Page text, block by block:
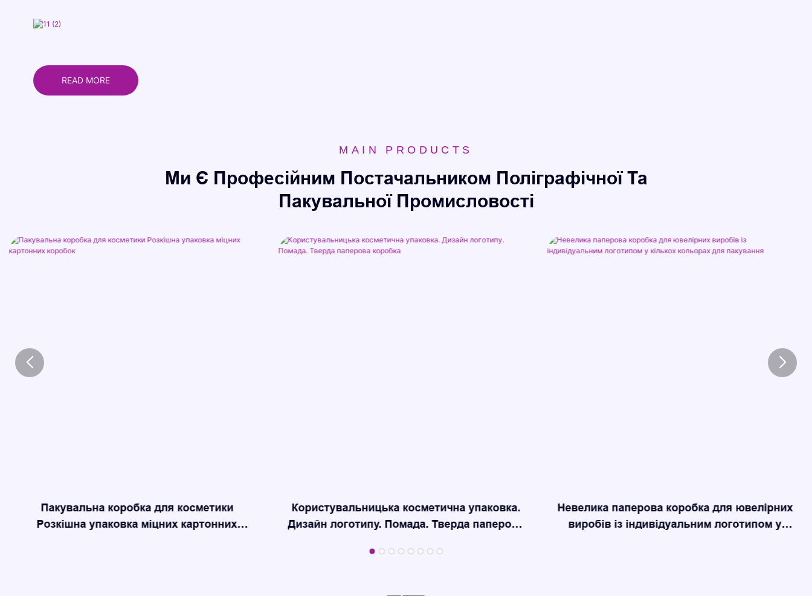
READ MORE
MAIN PRODUCTS
Ми Є Професійним Постачальником Поліграфічної Та
Пакувальної Промисловості
Пакувальна коробка для косметики
Розкішна упаковка міцних картонних
Користувальницька косметична упаковка.
Дизайн логотипу. Помада. Тверда паперова
Невелика паперова коробка для ювелірних
виробів із індивідуальним логотипом у